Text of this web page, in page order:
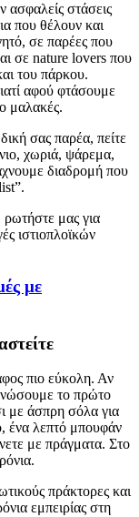
ασφαλείς στάσεις
που θέλουν και
σε παρέες που
σε nature lovers που
του πάρκου.
αφού φτάσουμε
μαλακές.
σας παρέα, πείτε
χωριά, ψάρεμα,
διαδρομή που
μας για
ιστιοπλοϊκών
με
πιο εύκολη. Αν
το πρώτο
με άσπρη σόλα για
ένα λεπτό μπουφάν
με πράγματα. Στο
πράκτορες και
εμπειρίας στη